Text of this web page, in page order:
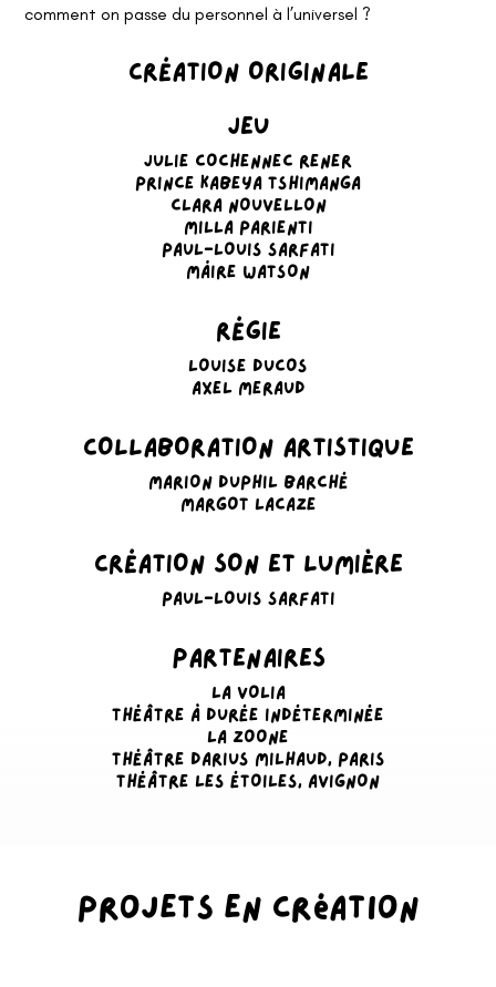
comment on passe du personnel à l’universel ?
CRÉATION ORIGINALE
JEU
JULIE COCHENNEC RENER
PRINCE KABEYA TSHIMANGA
CLARA NOUVELLON
MILLA PARIENTI
PAUL-LOUIS SARFATI
MÁIRE WATSON
RÉGIE
LOUISE DUCOS
AXEL MERAUD
COLLABORATION ARTISTIQUE
MARION DUPHIL BARCHÉ
MARGOT LACAZE
CRÉATION SON ET LUMIÈRE
PAUL-LOUIS SARFATI
PARTENAIRES
LA VOLIA
THÉÂTRE À DURÉE INDÉTERMINÉE
LA ZOONE
THÉÂTRE DARIUS MILHAUD, PARIS
THÉÂTRE LES ÉTOILES, AVIGNON
Projets en création